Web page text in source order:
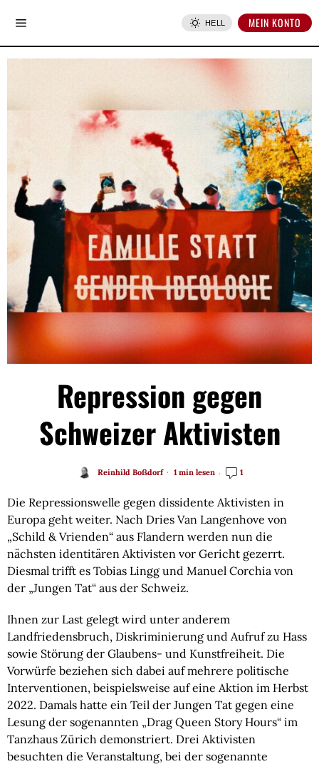
HELL MEIN KONTO
Repression gegen
Schweizer Aktivisten
Reinhild Boßdorf 1 min lesen 1
Die Repressionswelle gegen dissidente Aktivisten in
Europa geht weiter. Nach Dries Van Langenhove von
„Schild & Vrienden“ aus Flandern werden nun die
nächsten identitären Aktivisten vor Gericht gezerrt.
Diesmal trifft es Tobias Lingg und Manuel Corchia von
der „Jungen Tat“ aus der Schweiz.
Ihnen zur Last gelegt wird unter anderem
Landfriedensbruch, Diskriminierung und Aufruf zu Hass
sowie Störung der Glaubens- und Kunstfreiheit. Die
Vorwürfe beziehen sich dabei auf mehrere politische
Interventionen, beispielsweise auf eine Aktion im Herbst
2022. Damals hatte ein Teil der Jungen Tat gegen eine
Lesung der sogenannten „Drag Queen Story Hours“ im
Tanzhaus Zürich demonstriert. Drei Aktivisten
besuchten die Veranstaltung, bei der sogenannte